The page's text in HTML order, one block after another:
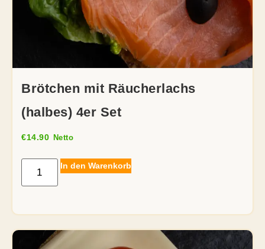
Brötchen mit Räucherlachs
(halbes) 4er Set
€14.90 Netto
In den Warenkorb